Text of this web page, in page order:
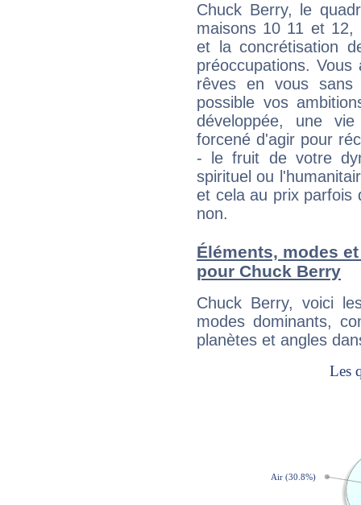
Chuck Berry, le
maisons 10 11 et 12,
et la concrétisation
préoccupations.
rêves en vous sans
possible vos
développée, une
forcené d'agir pour
- le fruit de votre
spirituel ou
et cela au prix parfois
non.
Éléments, modes
pour Chuck Berry
Chuck Berry, voici
modes dominants,
planètes et angles